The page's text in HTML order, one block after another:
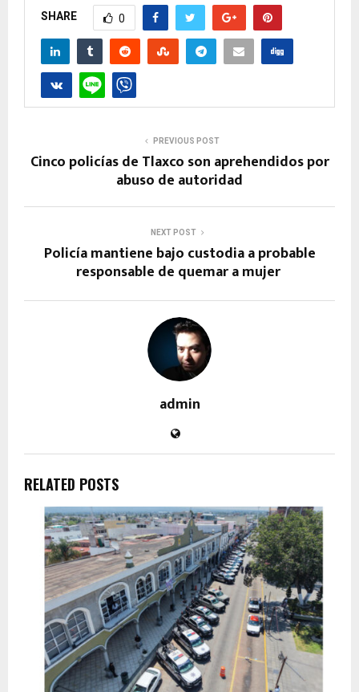
SHARE 0
PREVIOUS POST
Cinco policías de Tlaxco son aprehendidos por
abuso de autoridad
NEXT POST
Policía mantiene bajo custodia a probable
responsable de quemar a mujer
admin
RELATED POSTS